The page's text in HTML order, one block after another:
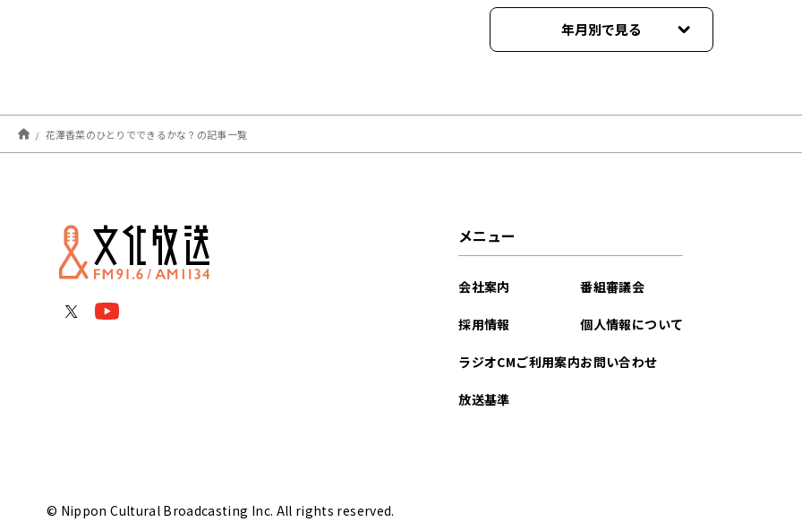
年月別で見る
2026年04月
2026年03月
花澤香菜のひとりでできるかな？の記事一覧
メニュー
会社案内
採用情報
ラジオCMご利用案内
放送基準
番組審議会
個人情報について
お問い合わせ
© Nippon Cultural Broadcasting Inc. All rights reserved.